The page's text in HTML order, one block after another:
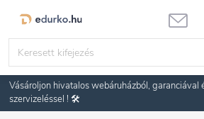
Vásároljon hivatalos webáruházból, garanciával
szervizeléssel ! 🛠️